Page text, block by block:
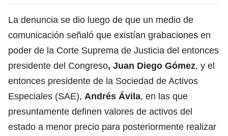
La denuncia se dio luego de que un medio de
comunicación señaló que existían grabaciones en
poder de la Corte Suprema de Justicia del entonces
presidente del Congreso, Juan Diego Gómez, y el
entonces presidente de la Sociedad de Activos
Especiales (SAE), Andrés Ávila, en las que
presuntamente definen valores de activos del
estado a menor precio para posteriormente realizar